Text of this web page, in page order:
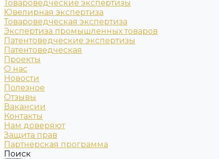
Товароведческие экспертизы
Ювелирная экспертиза
Товароведческая экспертиза
Экспертиза промышленных товаров
Патентоведческие экспертизы
Патентоведческая
Проекты
О нас
Новости
Полезное
Отзывы
Вакансии
Контакты
Нам доверяют
Защита прав
Партнерская программа
Поиск